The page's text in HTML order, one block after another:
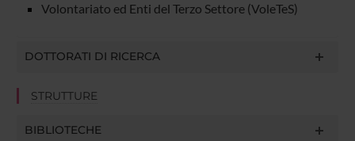
Volontariato ed Enti del Terzo Settore (VoleTeS)
DOTTORATI DI RICERCA
STRUTTURE
BIBLIOTECHE